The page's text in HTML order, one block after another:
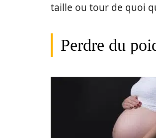
taille ou tour de quoi
Perdre du